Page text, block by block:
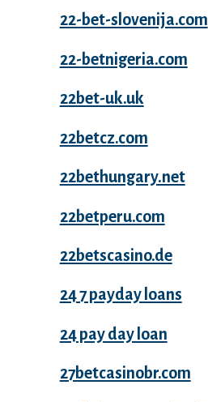
22-bet-slovenija.com
22-betnigeria.com
22bet-uk.uk
22betcz.com
22bethungary.net
22betperu.com
22betscasino.de
24 7 payday loans
24 pay day loan
27betcasinobr.com